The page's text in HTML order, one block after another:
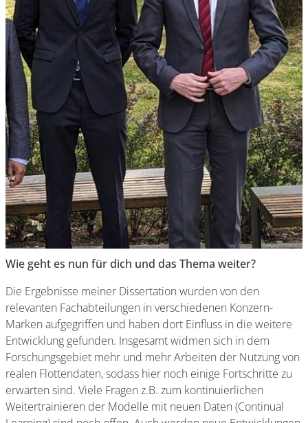
Wie geht es nun für dich und das Thema weiter?
Die Ergebnisse meiner Dissertation wurden von den
relevanten Fachabteilungen in verschiedenen Konzern-
Marken aufgegriffen und haben dort Einfluss in die weitere
Entwicklung gefunden. Insgesamt widmen sich in dem
Forschungsgebiet mehr und mehr Arbeiten der Nutzung von
realen Flottendaten, sodass hier noch einige Fortschritte zu
erwarten sind. Viele Fragen z.B. zum kontinuierlichen
Weitertrainieren der Modelle mit neuen Daten (Continual